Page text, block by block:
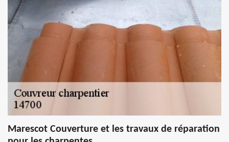
Marescot Couverture et les travaux de réparation